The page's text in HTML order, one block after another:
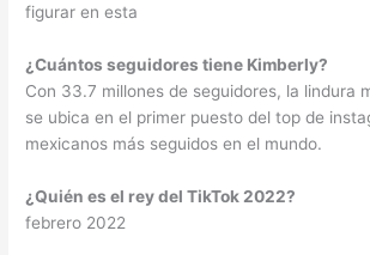
figurar en esta
¿Cuántos seguidores tiene Kimberly?
Con 33.7 millones de seguidores, la lindura
se ubica en el primer puesto del top de
mexicanos más seguidos en el mundo.
¿Quién es el rey del TikTok 2022?
febrero 2022